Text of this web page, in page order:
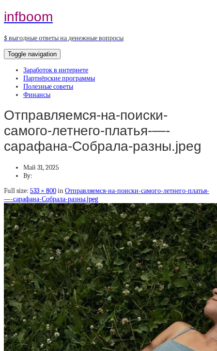
infboom
$ выгодные ответы на денежные вопросы
Toggle navigation
Заработок в интернете
Партнёрские программы
Полезные советы
Финансы
Отправляемся-на-поиски-
самого-летнего-платья-—-
сарафана-Собрала-разны.jpeg
Май 31, 2025
By:
Full size: 533 × 800inОтправляемся-на-поиски-самого-летнего-платья-
—-сарафана-Собрала-разны.jpeg